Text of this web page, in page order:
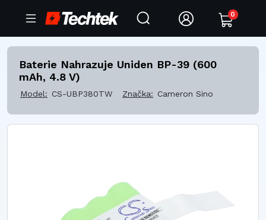
0
Baterie Nahrazuje Uniden BP-39 (600
mAh, 4.8 V)
Model: CS-UBP380TW Značka: Cameron Sino